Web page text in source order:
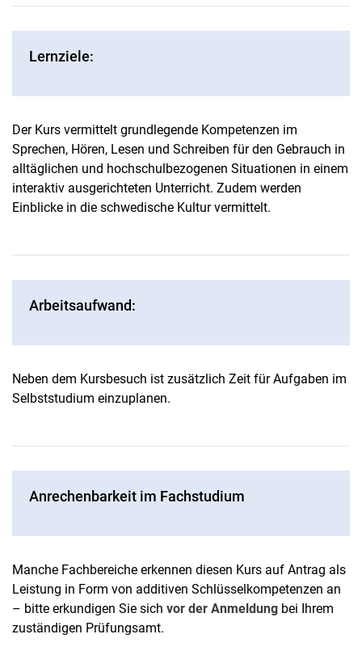
Lernziele:
Der Kurs vermittelt grundlegende Kompetenzen im
Sprechen, Hören, Lesen und Schreiben für den Gebrauch in
alltäglichen und hochschulbezogenen Situationen in einem
interaktiv ausgerichteten Unterricht. Zudem werden
Einblicke in die schwedische Kultur vermittelt.
Arbeitsaufwand:
Neben dem Kursbesuch ist zusätzlich Zeit für Aufgaben im
Selbststudium einzuplanen.
Anrechenbarkeit im Fachstudium
Manche Fachbereiche erkennen diesen Kurs auf Antrag als
Leistung in Form von additiven Schlüsselkompetenzen an
– bitte erkundigen Sie sich vor der Anmeldung bei Ihrem
zuständigen Prüfungsamt.